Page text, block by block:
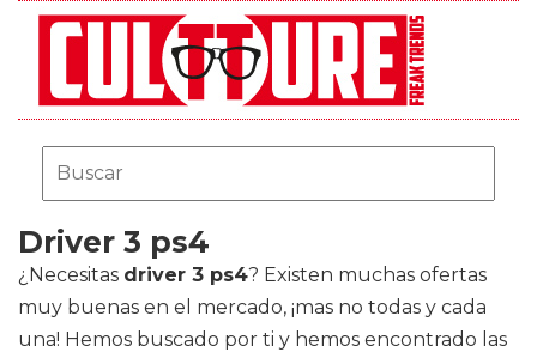
Driver 3 ps4
¿Necesitas driver 3 ps4? Existen muchas ofertas
muy buenas en el mercado, ¡mas no todas y cada
una! Hemos buscado por ti y hemos encontrado las